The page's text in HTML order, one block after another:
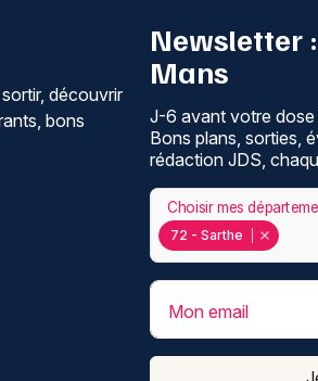
découvrir
bons
Newsletter
Mans
J-6 avant votre dose
Bons plans, sorties,
rédaction JDS,
72 - Sarthe
Choisir mes
Mon email